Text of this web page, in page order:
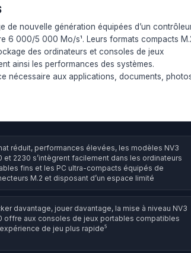
de nouvelle génération équipées d’un
6 000/5 000 Mo/s¹. Leurs formats compacts
des ordinateurs et consoles de jeux
ainsi les performances des systèmes.
nécessaire aux applications, documents,
réduit, performances élevées, les modèles NV3
et 2230 s’intègrent facilement dans les ordinateurs
fins et les PC ultra-compacts équipés de
M.2 et disposant d’un espace limité
davantage, jouer davantage, la mise à niveau NV3
offre aux consoles de jeux portables compatibles
de jeu plus rapide⁵